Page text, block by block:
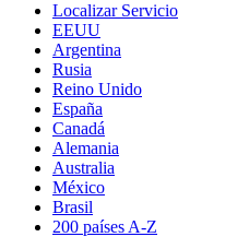
Localizar Servicio
EEUU
Argentina
Rusia
Reino Unido
España
Canadá
Alemania
Australia
México
Brasil
200 países A-Z